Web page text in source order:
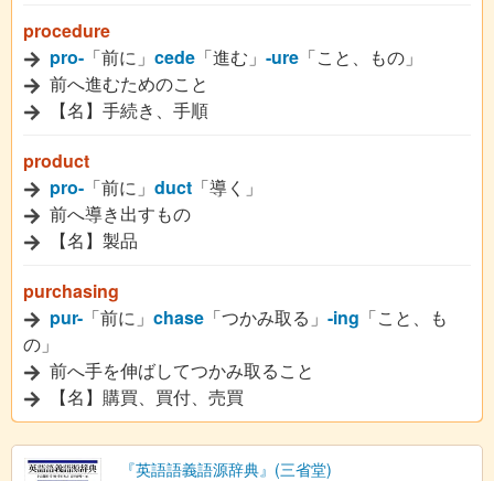
procedure
pro- 「前に」 cede 「進む」 -ure 「こと、もの」
前へ進むためのこと
【名】手続き、手順
product
pro- 「前に」 duct 「導く」
前へ導き出すもの
【名】製品
purchasing
pur- 「前に」 chase 「つかみ取る」 -ing 「こと、も
の」
前へ手を伸ばしてつかみ取ること
【名】購買、買付、売買
『英語語義語源辞典』(三省堂)